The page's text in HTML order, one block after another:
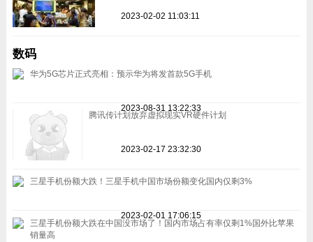
2023-02-02 11:03:11
数码
华为5G芯片正式亮相：预示华为将发首款5G手机
2023-08-31 13:22:33
腾讯传计划放弃虚拟现实VR硬件计划
2023-02-17 23:32:30
三星手机份额大跌！三星手机中国市场份额变化国内仅剩3%
2023-02-01 17:06:15
三星手机份额大跌在中国没市场了！国内市场占有率仅剩1%国外比苹果
销量高